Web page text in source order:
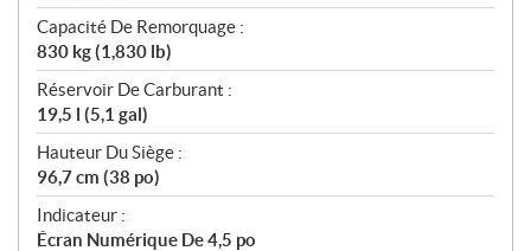
Capacité De Remorquage :
830 kg (1,830 lb)
Réservoir De Carburant :
19,5 l (5,1 gal)
Hauteur Du Siège :
96,7 cm (38 po)
Indicateur :
Écran Numérique De 4,5 po